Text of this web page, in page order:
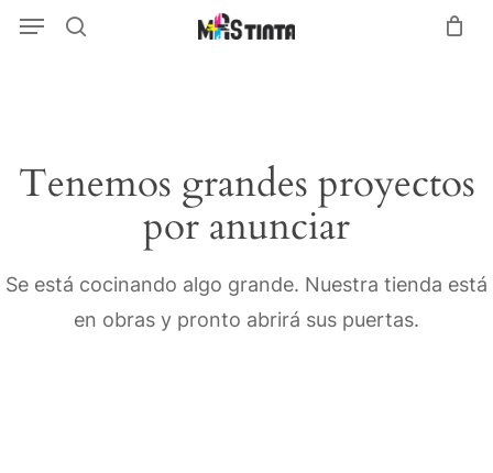
SkipMenu
Tenemos grandes proyectos
por anunciar
Se está cocinando algo grande. Nuestra tienda está
en obras y pronto abrirá sus puertas.
Menu